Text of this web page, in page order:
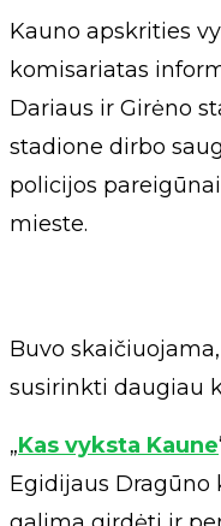
Kauno apskrities
komisariatas
Dariaus ir Girėno
stadione dirbo
policijos
mieste.
Buvo
susirinkti daugiau
„Kas vyksta Kaune
Egidijaus Dragūno